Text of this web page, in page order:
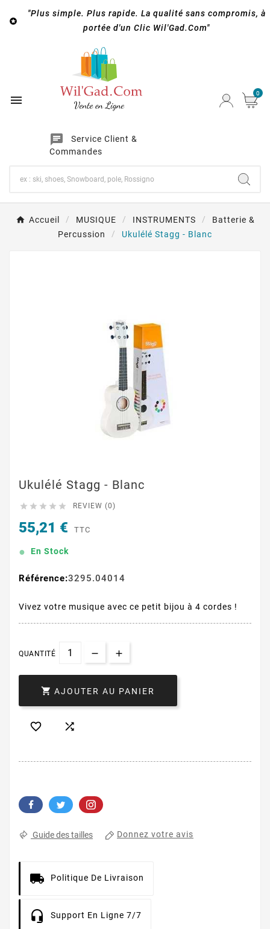

"Plus simple. Plus rapide. La qualité sans compromis, à
portée d'un Clic Wil'Gad.Com"

chat
Service Client &
Commandes
0
Accueil MUSIQUE INSTRUMENTS
Batterie &
Percussion
Ukulélé Stagg - Blanc
Ukulélé Stagg - Blanc
     REVIEW (0)
55,21 € TTC
En Stock
Référence:3295.04014
Vivez votre musique avec ce petit bijou à 4 cordes !
QUANTITÉ
 AJOUTER AU PANIER
 
Guide des tailles Donnez votre avis
Politique De Livraison
Support En Ligne 7/7